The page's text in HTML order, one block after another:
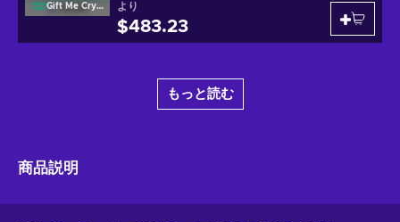
Gift Me Crypto より
$483.23
もっと読む
商品説明